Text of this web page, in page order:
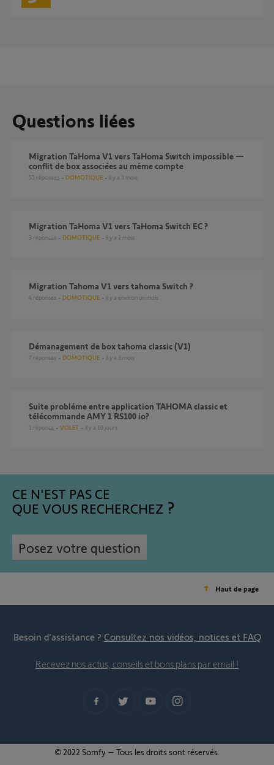
Questions liées
Migration TaHoma V1 vers TaHoma Switch impossible —
conflit de box associées au même compte
55 réponses DOMOTIQUE il y a 3 mois
Migration TaHoma V1 vers TaHoma Switch EC ?
3 réponses DOMOTIQUE il y a 2 mois
Migration Tahoma V1 vers tahoma Switch ?
4 réponses DOMOTIQUE il y a environ un mois
Démanagement de box tahoma classic (V1)
7 réponses DOMOTIQUE il y a 3 mois
Suite probléme entre application TAHOMA classic et
télécommande AMY 1 RS100 io?
1 réponse VOLET il y a 10 jours
CE N'EST PAS CE
QUE VOUS RECHERCHEZ
Posez votre question
Haut de page
Besoin d’assistance ? Consultez nos vidéos, notices et FAQ
Recevez nos actus, conseils et bons plans par email !
© 2022 Somfy – Tous les droits sont réservés.